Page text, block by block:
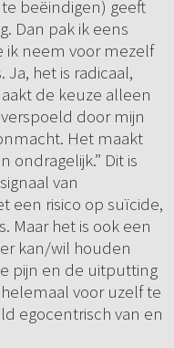
beëindigen) geeft
Dan pak ik eens
ik neem voor mezelf
het is radicaal,
de keuze alleen
door mijn
Het maakt
ondragelijk.” Dit is
van
een risico op suïcide,
Maar het is ook een
kan/wil houden
pijn en de uitputting
voor uzelf te
egocentrisch van en